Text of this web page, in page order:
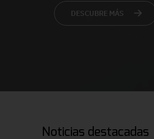
DESCUBRE MÁS
Noticias destacadas